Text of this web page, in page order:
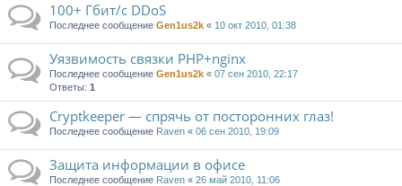
100+ Гбит/с DDoS
Последнее сообщение Gen1us2k « 10 окт 2010, 01:38
Уязвимость связки PHP+nginx
Последнее сообщение Gen1us2k « 07 сен 2010, 22:17
Ответы: 1
Cryptkeeper — спрячь от посторонних глаз!
Последнее сообщение Raven « 06 сен 2010, 19:09
Защита информации в офисе
Последнее сообщение Raven « 26 май 2010, 11:06